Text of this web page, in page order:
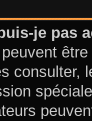
je pas
consulter,